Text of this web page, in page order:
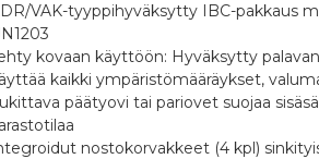
VAK-tyyppihyväksytty IBC-pakkaus
kovaan käyttöön: Hyväksytty
kaikki ympäristömääräykset,
päätyovi tai pariovet suojaa
nostokorvakkeet (4 kpl)